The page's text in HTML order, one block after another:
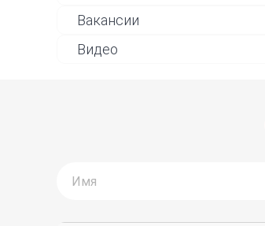
Вакансии
Видео